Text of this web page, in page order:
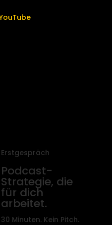
Erstgespräch
Podcast-
Strategie, die
für dich
arbeitet.
30 Minuten. Kein Pitch.